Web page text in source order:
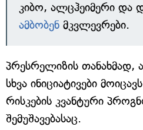
კიბო, ალცჰეიმერი და
ამბობენ მკვლევრები.
პრესრელიზის თანახმად,
სხვა ინიციატივები
რისკების კვანტური
შემუშავებასაც.